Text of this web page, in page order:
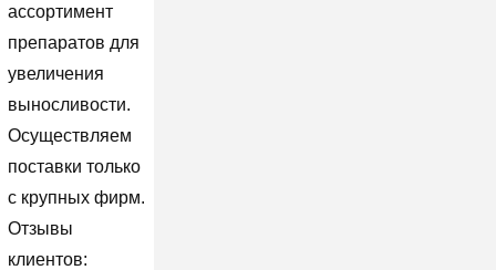
ассортимент
препаратов для
увеличения
выносливости.
Осуществляем
поставки только
с крупных фирм.
Отзывы
клиентов: